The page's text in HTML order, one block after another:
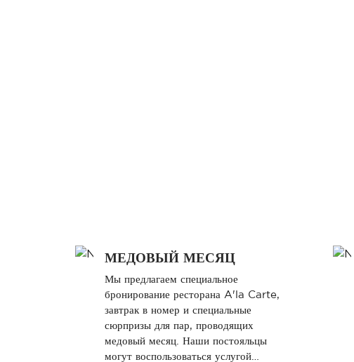
МЕДОВЫЙ МЕСЯЦ
Мы предлагаем специальное
бронирование ресторана A'la Carte,
завтрак в номер и специальные
сюрпризы для пар, проводящих
медовый месяц. Наши постояльцы
могут воспользоваться услугой